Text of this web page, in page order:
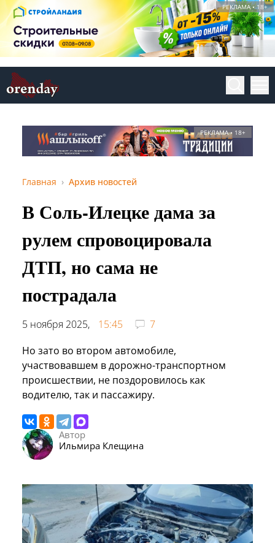
РЕКЛАМА • 18+
РЕКЛАМА • 18+
Главная Архив новостей
В Соль-Илецке дама за
рулем спровоцировала
ДТП, но сама не
пострадала
5 ноября 2025, 15:45
7
Но зато во втором автомобиле,
участвовавшем в дорожно-транспортном
происшествии, не поздоровилось как
водителю, так и пассажиру.
Автор
Ильмира Клещина